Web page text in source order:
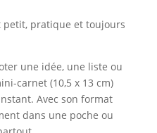
petit, pratique et toujours
une idée, une liste ou
carnet (10,5 x 13 cm)
Avec son format
dans une poche ou